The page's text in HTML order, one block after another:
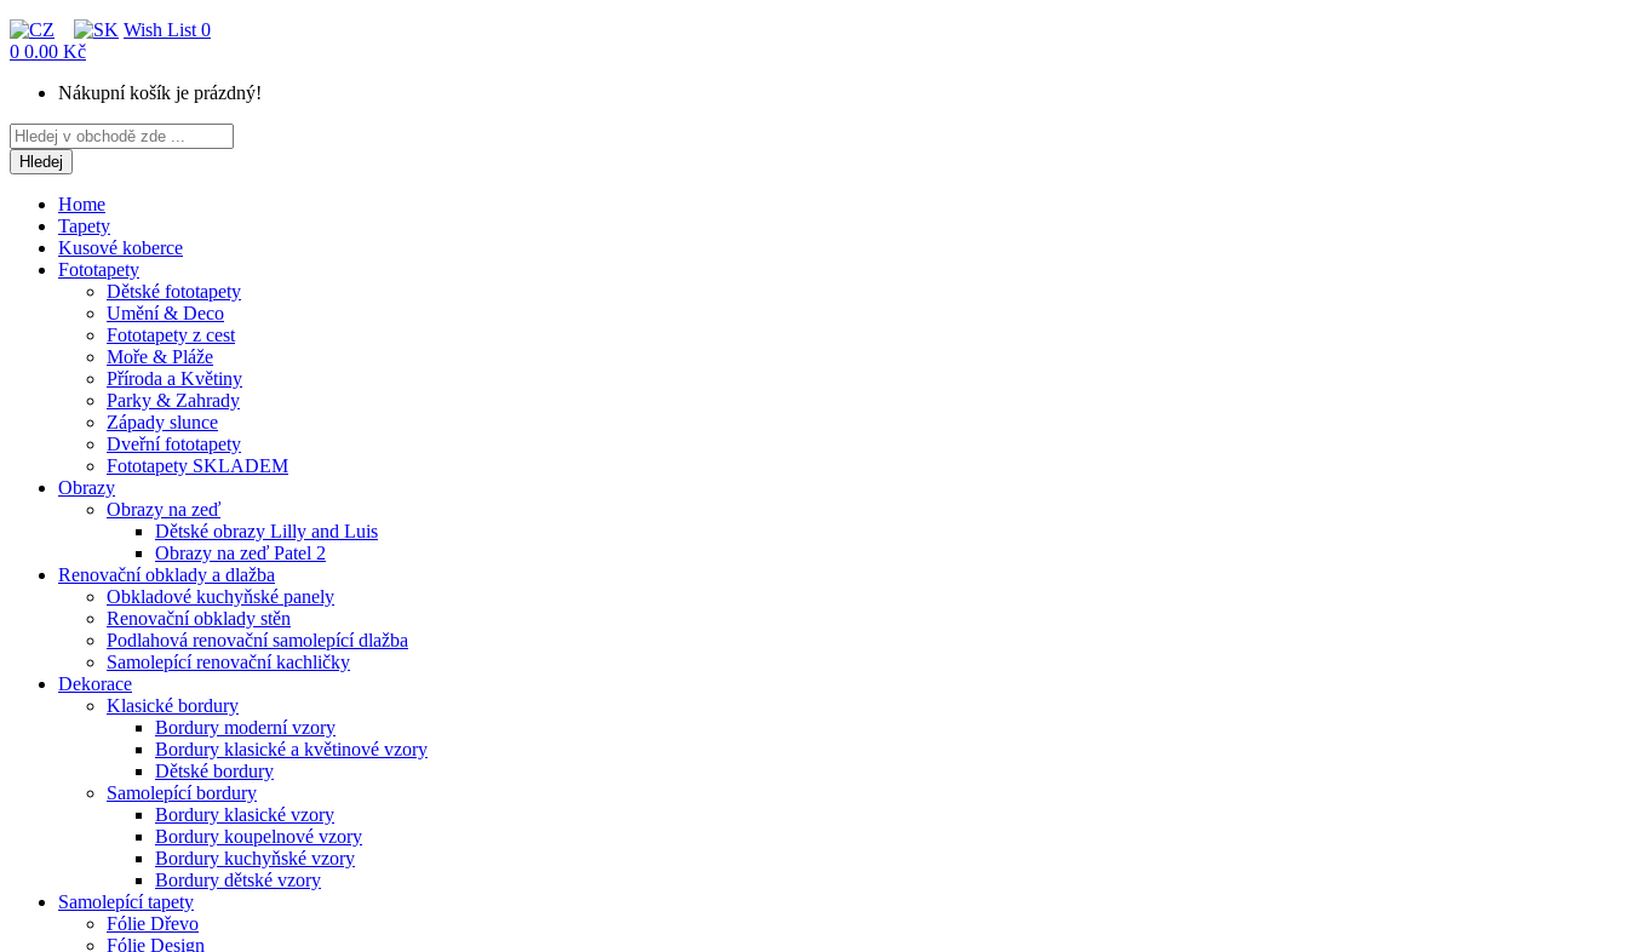
Wish List 0
0 0.00 Kč
Nákupní košík je prázdný!
Hledej
Home
Tapety
Kusové koberce
Fototapety
Dětské fototapety
Umění & Deco
Fototapety z cest
Moře & Pláže
Příroda a Květiny
Parky & Zahrady
Západy slunce
Dveřní fototapety
Fototapety SKLADEM
Obrazy
Obrazy na zeď
Dětské obrazy Lilly and Luis
Obrazy na zeď Patel 2
Renovační obklady a dlažba
Obkladové kuchyňské panely
Renovační obklady stěn
Podlahová renovační samolepící dlažba
Samolepící renovační kachličky
Dekorace
Klasické bordury
Bordury moderní vzory
Bordury klasické a květinové vzory
Dětské bordury
Samolepící bordury
Bordury klasické vzory
Bordury koupelnové vzory
Bordury kuchyňské vzory
Bordury dětské vzory
Samolepící tapety
Fólie Dřevo
Fólie Design